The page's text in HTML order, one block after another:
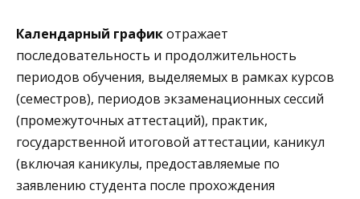
Календарный графикотражает
последовательность и продолжительность
периодов обучения, выделяемых в рамках курсов
(семестров), периодов экзаменационных сессий
(промежуточных аттестаций), практик,
государственной итоговой аттестации, каникул
(включая каникулы, предоставляемые по
заявлению студента после прохождения